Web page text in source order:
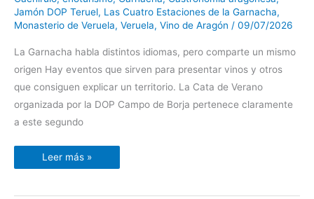
Jamón DOP Teruel, Las Cuatro Estaciones de la Garnacha,
Monasterio de Veruela, Veruela, Vino de Aragón / 09/07/2026
La Garnacha habla distintos idiomas, pero comparte un mismo
origen Hay eventos que sirven para presentar vinos y otros
que consiguen explicar un territorio. La Cata de Verano
organizada por la DOP Campo de Borja pertenece claramente
a este segundo
sin
salir
de
Leer más »